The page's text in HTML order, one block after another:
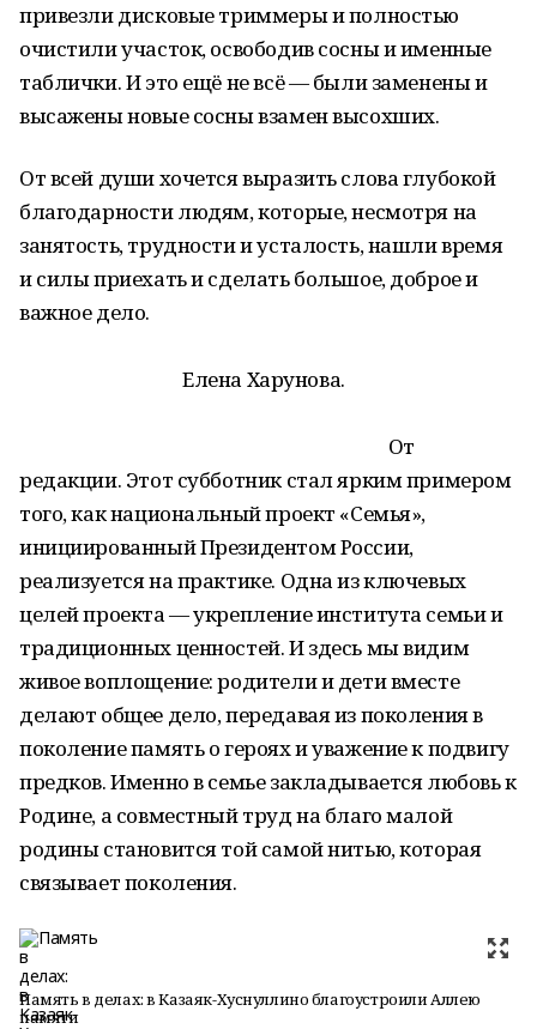
привезли дисковые триммеры и полностью
очистили участок, освободив сосны и именные
таблички. И это ещё не всё — были заменены и
высажены новые сосны взамен высохших.
От всей души хочется выразить слова глубокой
благодарности людям, которые, несмотря на
занятость, трудности и усталость, нашли время
и силы приехать и сделать большое, доброе и
важное дело.
Елена Харунова.
От
редакции. Этот субботник стал ярким примером
того, как национальный проект «Семья»,
инициированный Президентом России,
реализуется на практике. Одна из ключевых
целей проекта — укрепление института семьи и
традиционных ценностей. И здесь мы видим
живое воплощение: родители и дети вместе
делают общее дело, передавая из поколения в
поколение память о героях и уважение к подвигу
предков. Именно в семье закладывается любовь к
Родине, а совместный труд на благо малой
родины становится той самой нитью, которая
связывает поколения.
Память в делах: в Казаяк-Хуснуллино благоустроили Аллею
памяти